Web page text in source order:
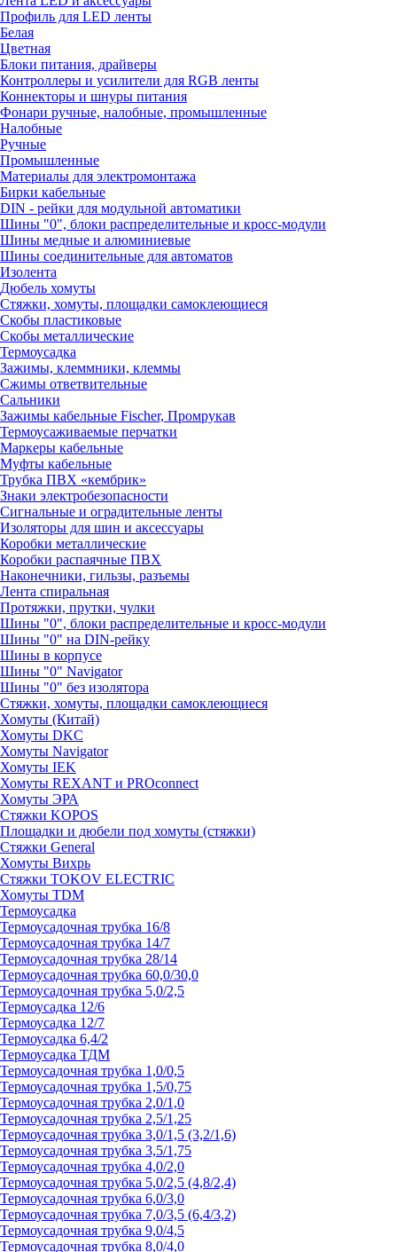
Профиль для LED ленты
Белая
Цветная
Блоки питания, драйверы
Контроллеры и усилители для RGB ленты
Коннекторы и шнуры питания
Фонари ручные, налобные, промышленные
Налобные
Ручные
Промышленные
Материалы для электромонтажа
Бирки кабельные
DIN - рейки для модульной автоматики
Шины "0", блоки распределительные и кросс-модули
Шины медные и алюминиевые
Шины соединительные для автоматов
Изолента
Дюбель хомуты
Стяжки, хомуты, площадки самоклеющиеся
Скобы пластиковые
Скобы металлические
Термоусадка
Зажимы, клеммники, клеммы
Сжимы ответвительные
Сальники
Зажимы кабельные Fischer, Промрукав
Термоусаживаемые перчатки
Маркеры кабельные
Муфты кабельные
Трубка ПВХ «кембрик»
Знаки электробезопасности
Сигнальные и оградительные ленты
Изоляторы для шин и аксессуары
Коробки металлические
Коробки распаячные ПВХ
Наконечники, гильзы, разъемы
Лента спиральная
Протяжки, прутки, чулки
Шины "0", блоки распределительные и кросс-модули
Шины "0" на DIN-рейку
Шины в корпусе
Шины "0" Navigator
Шины "0" без изолятора
Стяжки, хомуты, площадки самоклеющиеся
Хомуты (Китай)
Хомуты DKC
Хомуты Navigator
Хомуты IEK
Хомуты REXANT и PROconnect
Хомуты ЭРА
Стяжки KOPOS
Площадки и дюбели под хомуты (стяжки)
Стяжки General
Хомуты Вихрь
Стяжки TOKOV ELECTRIC
Хомуты TDM
Термоусадка
Термоусадочная трубка 16/8
Термоусадочная трубка 14/7
Термоусадочная трубка 28/14
Термоусадочная трубка 60,0/30,0
Термоусадочная трубка 5,0/2,5
Термоусадка 12/6
Термоусадка 12/7
Термоусадка 6,4/2
Термоусадка ТДМ
Термоусадочная трубка 1,0/0,5
Термоусадочная трубка 1,5/0,75
Термоусадочная трубка 2,0/1,0
Термоусадочная трубка 2,5/1,25
Термоусадочная трубка 3,0/1,5 (3,2/1,6)
Термоусадочная трубка 3,5/1,75
Термоусадочная трубка 4,0/2,0
Термоусадочная трубка 5,0/2,5 (4,8/2,4)
Термоусадочная трубка 6,0/3,0
Термоусадочная трубка 7,0/3,5 (6,4/3,2)
Термоусадочная трубка 9,0/4,5
Термоусадочная трубка 8,0/4,0